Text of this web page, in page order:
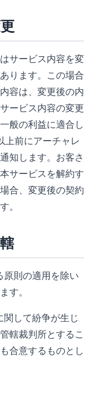
サービス内容を変
ります。この場合
容は、変更後の内
ービス内容の変更
般の利益に適合し
上前にアーチャレ
知します。お客さ
サービスを解約す
合、変更後の契約
。
原則の適用を除い
す。
関して紛争が生じ
轄裁判所とするこ
合意するものとし